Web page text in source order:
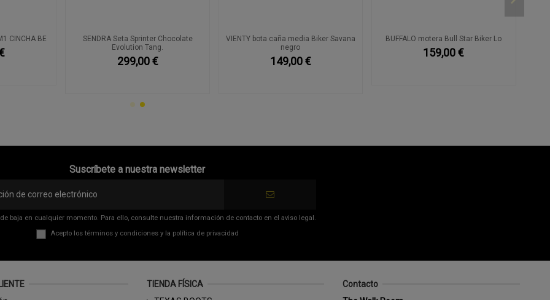
CINCHA BE
SENDRA Seta Sprinter Chocolate
Evolution Tang.
299,00 €
VIENTY bota caña media Biker Savana
negro
149,00 €
BUFFALO motera Bull Star Biker Lo
159,00 €
Suscríbete a nuestra newsletter
baja en cualquier momento. Para ello, consulte nuestra información de contacto en el aviso legal.
Acepto los términos y condicionesy la política de privacidad
TIENDA FÍSICA
Contacto